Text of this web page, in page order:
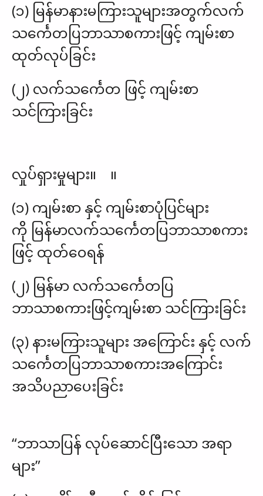
(၁) မြန်မာနားမကြားသူများအတွက်လက်
သင်္ကေတပြဘာသာစကားဖြင့် ကျမ်းစာ
ထုတ်လုပ်ခြင်း
(၂) လက်သင်္ကေတ ဖြင့် ကျမ်းစာ
သင်ကြားခြင်း
လှုပ်ရှားမှုများ။ ။
(၁) ကျမ်းစာ နှင့် ကျမ်းစာပုံပြင်များ
ကို မြန်မာလက်သင်္ကေတပြဘာသာစကား
ဖြင့် ထုတ်ဝေရန်
(၂) မြန်မာ လက်သင်္ကေတပြ
ဘာသာစကားဖြင့်ကျမ်းစာ သင်ကြားခြင်း
(၃) နားမကြားသူများ အကြောင်း နှင့် လက်
သင်္ကေတပြဘာသာစကားအကြောင်း
အသိပညာပေးခြင်း
“ဘာသာပြန် လုပ်ဆောင်ပြီးသော အရာ
များ”